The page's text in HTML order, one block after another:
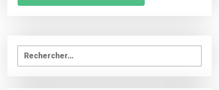
Rechercher :